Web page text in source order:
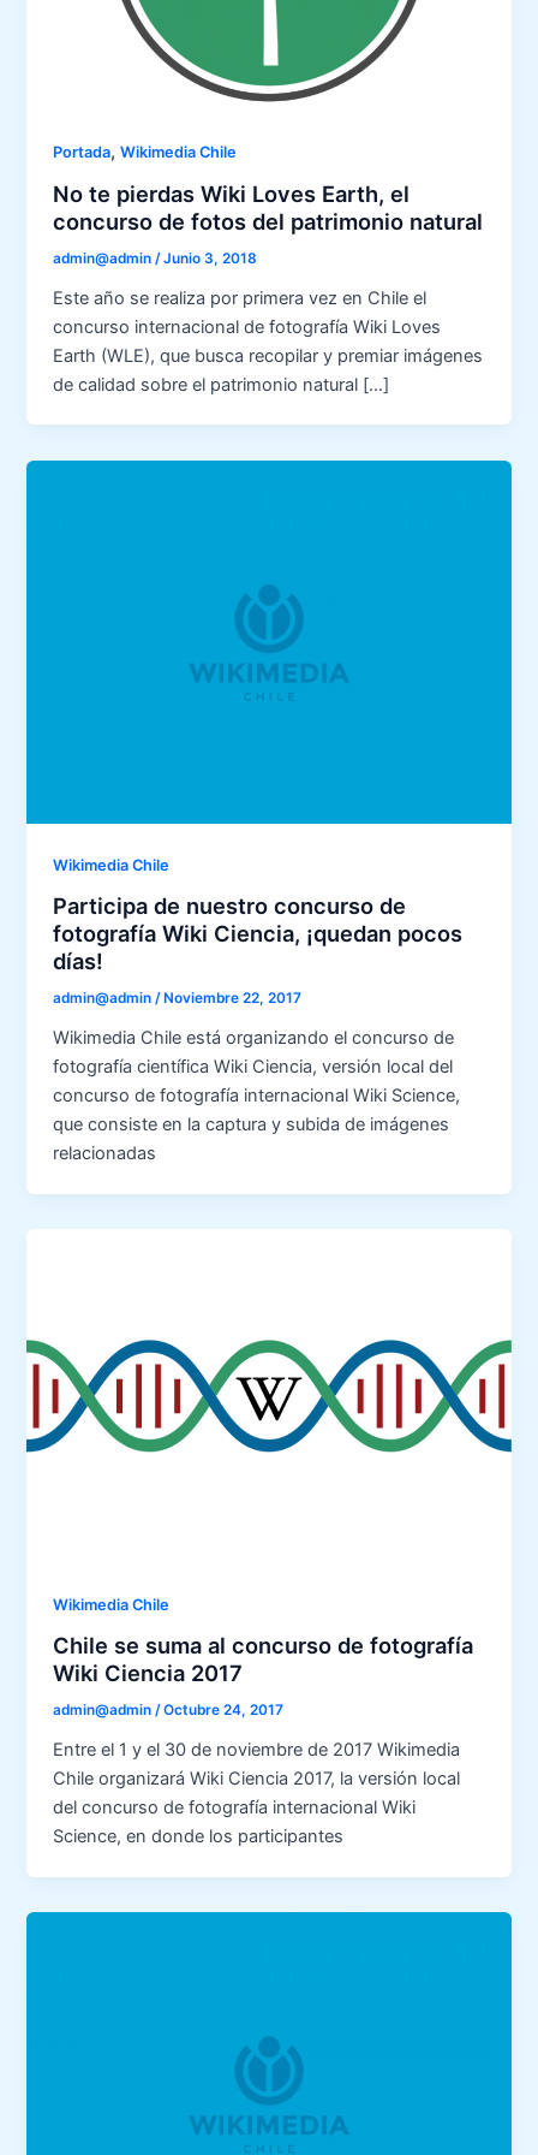
Portada,Wikimedia Chile
No te pierdas Wiki Loves Earth, el
concurso de fotos del patrimonio natural
admin@admin /Junio 3, 2018
Este año se realiza por primera vez en Chile el
concurso internacional de fotografía Wiki Loves
Earth (WLE), que busca recopilar y premiar imágenes
de calidad sobre el patrimonio natural […]
Wikimedia Chile
Participa de nuestro concurso de
fotografía Wiki Ciencia, ¡quedan pocos
días!
admin@admin/ Noviembre 22, 2017
Wikimedia Chile está organizando el concurso de
fotografía científica Wiki Ciencia, versión local del
concurso de fotografía internacional Wiki Science,
que consiste en la captura y subida de imágenes
relacionadas
Wikimedia Chile
Chile se suma al concurso de fotografía
Wiki Ciencia 2017
admin@admin/Octubre 24, 2017
Entre el 1 y el 30 de noviembre de 2017 Wikimedia
Chile organizará Wiki Ciencia 2017, la versión local
del concurso de fotografía internacional Wiki
Science, en donde los participantes